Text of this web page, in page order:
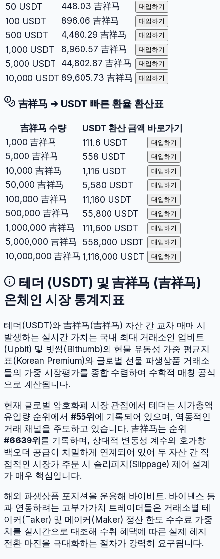
50 USDT 448.03 吉祥马 대입하기
100 USDT 896.06 吉祥马 대입하기
500 USDT 4,480.29 吉祥马 대입하기
1,000 USDT 8,960.57 吉祥马 대입하기
5,000 USDT 44,802.87 吉祥马 대입하기
10,000 USDT 89,605.73 吉祥马 대입하기
吉祥马 ➔ USDT 빠른 환율 환산표
吉祥马 수량 USDT 환산 금액 바로가기
1,000 吉祥马 111.6 USDT 대입하기
5,000 吉祥马 558 USDT 대입하기
10,000 吉祥马 1,116 USDT 대입하기
50,000 吉祥马 5,580 USDT 대입하기
100,000 吉祥马 11,160 USDT 대입하기
500,000 吉祥马 55,800 USDT 대입하기
1,000,000 吉祥马 111,600 USDT 대입하기
5,000,000 吉祥马 558,000 USDT 대입하기
10,000,000 吉祥马 1,116,000 USDT 대입하기
테더 (USDT) 및 吉祥马 (吉祥马)
온체인 시장 통계지표
테더 (USDT)와 吉祥马(吉祥马) 자산 간 교차 매매 시
발생하는 실시간 가치는 국내 최대 거래소인 업비트
(Upbit) 및 빗썸(Bithumb)의 현물 유동성 가중 평균지
표(Korean Premium)와 글로벌 선물 파생상품 거래소
들의 가중 시장평가를 종합 수렴하여 수학적 매칭 공식
으로 계산됩니다.
현재 글로벌 암호화폐 시장 관점에서 테더는 시가총액
유입량 순위에서 #55위에 기록되어 있으며, 역동적인
거래 채널을 주도하고 있습니다. 吉祥马는 순위
#6639위를 기록하며, 상대적 변동성 계수와 호가창
백오더 공급이 치밀하게 연계되어 있어 두 자산 간 직
접적인 시장가 주문 시 슬리피지(Slippage) 제어 설계
가 매우 핵심입니다.
해외 파생상품 포지션을 운용해 바이비트, 바이낸스 등
과 연동하려는 고부가가치 트레이더들은 거래소별 테
이커(Taker) 및 메이커(Maker) 정산 한도 수수료 가중
치를 실시간으로 대조해 수취 혜택에 따른 실제 헤지
전환 마진을 극대화하는 절차가 강력히 요구됩니다.